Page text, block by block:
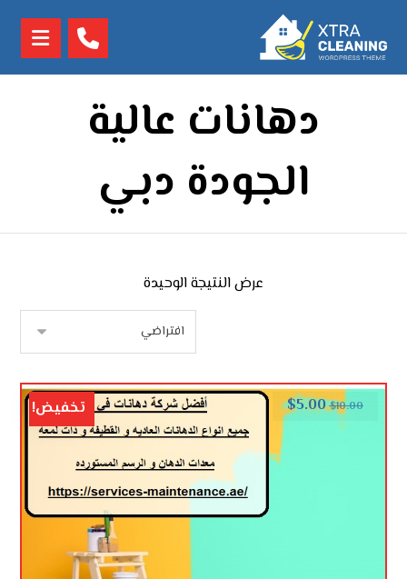
دهانات عالية
الجودة دبي
عرض النتيجة الوحيدة
$10.00
$5.00 تخفيض!